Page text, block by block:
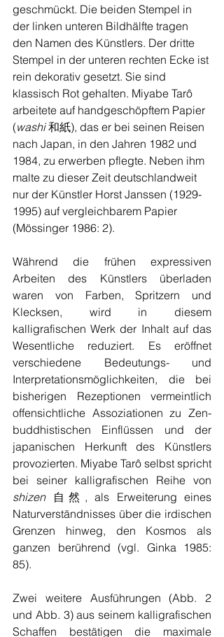
geschmückt. Die beiden Stempel in
der linken unteren Bildhälfte tragen
den Namen des Künstlers. Der dritte
Stempel in der unteren rechten Ecke ist
rein dekorativ gesetzt. Sie sind
klassisch Rot gehalten. Miyabe Tarô
arbeitete auf handgeschöpftem Papier
(washi 和紙), das er bei seinen Reisen
nach Japan, in den Jahren 1982 und
1984, zu erwerben pflegte. Neben ihm
malte zu dieser Zeit deutschlandweit
nur der Künstler Horst Janssen (1929-
1995) auf vergleichbarem Papier
(Mössinger 1986: 2).
Während die frühen expressiven
Arbeiten des Künstlers überladen
waren von Farben, Spritzern und
Klecksen, wird in diesem
kalligrafischen Werk der Inhalt auf das
Wesentliche reduziert. Es eröffnet
verschiedene Bedeutungs- und
Interpretationsmöglichkeiten, die bei
bisherigen Rezeptionen vermeintlich
offensichtliche Assoziationen zu Zen-
buddhistischen Einflüssen und der
japanischen Herkunft des Künstlers
provozierten. Miyabe Tarô selbst spricht
shizen 自然, als Erweiterung eines
Naturverständnisses über die irdischen
Grenzen hinweg, den Kosmos als
ganzen berührend (vgl. Ginka 1985:
85).
Zwei weitere Ausführungen (Abb. 2
und Abb. 3) aus seinem kalligrafischen
Schaffen bestätigen die maximale